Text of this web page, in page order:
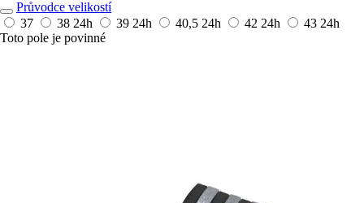
Průvodce velikostí
37
38 24h 39 24h 40,5 24h 42 24h 43 24h
Toto pole je povinné